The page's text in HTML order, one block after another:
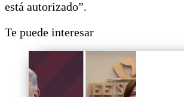
está autorizado”.
Te puede interesar